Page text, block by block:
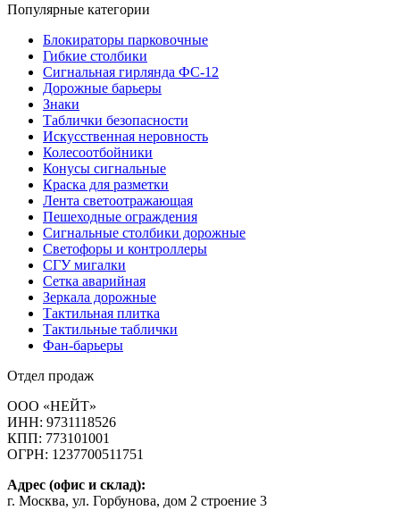
Популярные категории
Блокираторы парковочные
Гибкие столбики
Сигнальная гирлянда ФС-12
Дорожные барьеры
Знаки
Таблички безопасности
Искусственная неровность
Колесоотбойники
Конусы сигнальные
Краска для разметки
Лента светоотражающая
Пешеходные ограждения
Сигнальные столбики дорожные
Светофоры и контроллеры
СГУ мигалки
Cетка аварийная
Зеркала дорожные
Тактильная плитка
Тактильные таблички
Фан-барьеры
Отдел продаж
ООО «НЕЙТ»
ИНН: 9731118526
КПП: 773101001
ОГРН: 1237700511751
Адрес (офис и склад):
г. Москва, ул. Горбунова, дом 2 строение 3